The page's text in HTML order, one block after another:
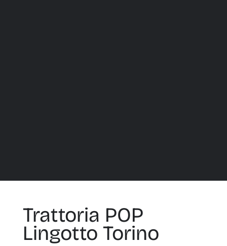
Trattoria POP
Lingotto Torino